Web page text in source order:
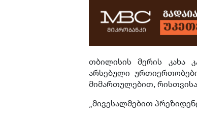
თბილისის მერის კახა
არსებული
მიმართულებით,
„მივესალმებით